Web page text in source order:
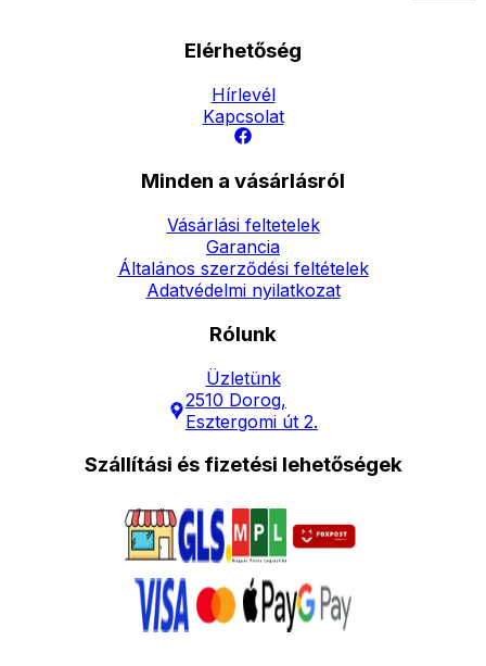
Elérhetőség
Hírlevél
Kapcsolat
Minden a vásárlásról
Vásárlási feltetelek
Garancia
Általános szerződési feltételek
Adatvédelmi nyilatkozat
Rólunk
Üzletünk
2510 Dorog,
Esztergomi út 2.
Szállítási és fizetési lehetőségek